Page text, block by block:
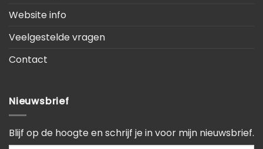
Website info
Veelgestelde vragen
Contact
Nieuwsbrief
Blijf op de hoogte en schrijf je in voor mijn nieuwsbrief.